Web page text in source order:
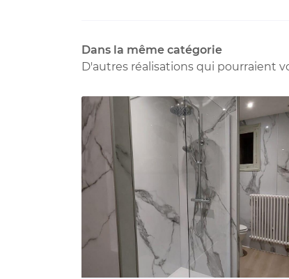
Dans la même catégorie
D'autres réalisations qui pourraient